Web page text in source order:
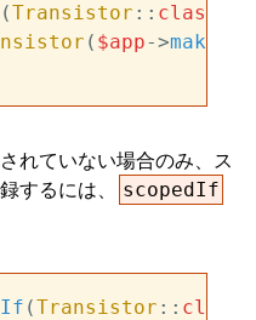
(Transistor :: class
( $app->make
れていない場合のみ、ス
するには、
scopedIf
(Transistor :: class